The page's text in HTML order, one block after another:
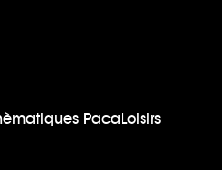
PacaLoisirs